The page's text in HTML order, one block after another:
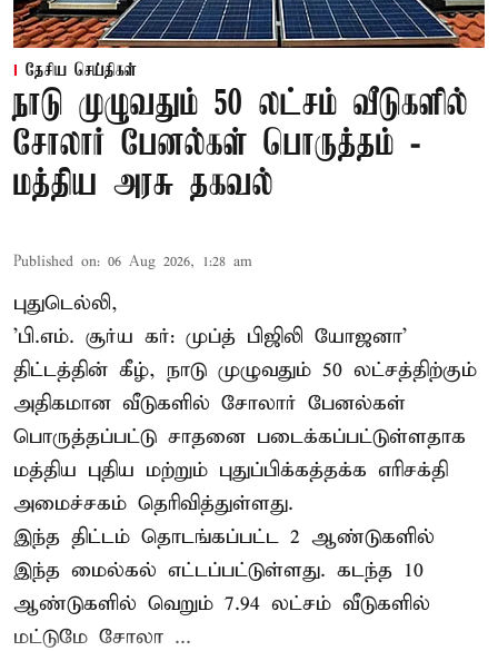
தேசிய செய்திகள்
நாடு முழுவதும் 50 லட்சம் வீடுகளில்
சோலார் பேனல்கள் பொருத்தம் -
மத்திய அரசு தகவல்
Published on: 06 Aug 2026, 1:28 am
புதுடெல்லி,
'பி.எம். சூர்ய கர்: முப்த் பிஜிலி யோஜனா'
திட்டத்தின் கீழ், நாடு முழுவதும் 50 லட்சத்திற்கும்
அதிகமான வீடுகளில் சோலார் பேனல்கள்
பொருத்தப்பட்டு சாதனை படைக்கப்பட்டுள்ளதாக
மத்திய புதிய மற்றும் புதுப்பிக்கத்தக்க எரிசக்தி
அமைச்சகம் தெரிவித்துள்ளது.
இந்த திட்டம் தொடங்கப்பட்ட 2 ஆண்டுகளில்
இந்த மைல்கல் எட்டப்பட்டுள்ளது. கடந்த 10
ஆண்டுகளில் வெறும் 7.94 லட்சம் வீடுகளில்
மட்டுமே சோலா ...